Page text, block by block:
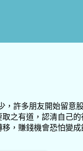
，許多朋友開始留意
之有道，認清自己的
，賺錢機會恐怕變成